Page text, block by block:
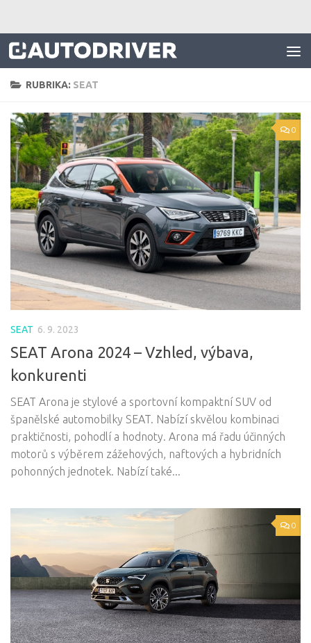
RUBRIKA: SEAT
0
SEAT 6. 9. 2023
SEAT Arona 2024 – Vzhled, výbava,
konkurenti
SEAT Arona je stylové a sportovní kompaktní SUV od
španělské automobilky SEAT. Nabízí skvělou kombinaci
praktičnosti, pohodlí a hodnoty. Arona má řadu účinných
motorů s výběrem zážehových, naftových a hybridních
pohonných jednotek. Nabízí také...
0